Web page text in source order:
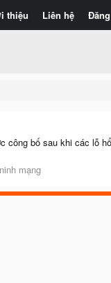
thiệu Liên hệ
công bố sau khi các lỗ
mạng